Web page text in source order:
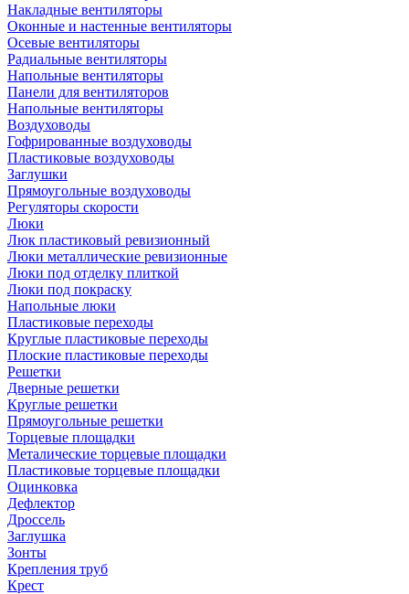
Накладные вентиляторы
Оконные и настенные вентиляторы
Осевые вентиляторы
Радиальные вентиляторы
Напольные вентиляторы
Панели для вентиляторов
Напольные вентиляторы
Воздуховоды
Гофрированные воздуховоды
Пластиковые воздуховоды
Заглушки
Прямоугольные воздуховоды
Регуляторы скорости
Люки
Люк пластиковый ревизионный
Люки металлические ревизионные
Люки под отделку плиткой
Люки под покраску
Напольные люки
Пластиковые переходы
Круглые пластиковые переходы
Плоские пластиковые переходы
Решетки
Дверные решетки
Круглые решетки
Прямоугольные решетки
Торцевые площадки
Металические торцевые площадки
Пластиковые торцевые площадки
Оцинковка
Дефлектор
Дроссель
Заглушка
Зонты
Крепления труб
Крест